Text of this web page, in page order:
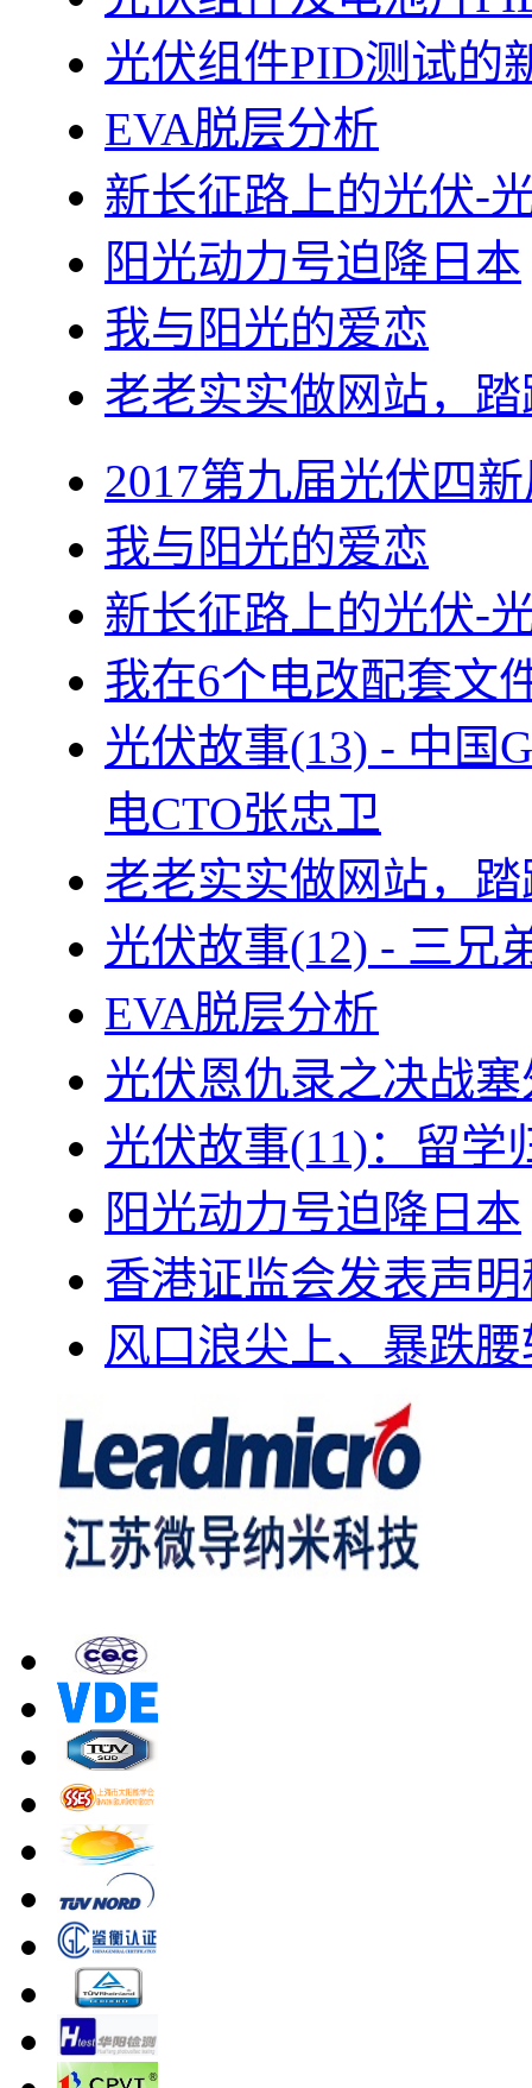
光伏组件PID测试的
EVA脱层分析
新长征路上的光伏-
阳光动力号迫降日本
我与阳光的爱恋
老老实实做网站，
2017第九届光伏四
我与阳光的爱恋
新长征路上的光伏-
我在6个电改配套文
光伏故事(13) - 中国
电CTO张忠卫
老老实实做网站，
光伏故事(12) - 三兄
EVA脱层分析
光伏恩仇录之决战
光伏故事(11)：留学
阳光动力号迫降日本
香港证监会发表声
风口浪尖上、暴跌